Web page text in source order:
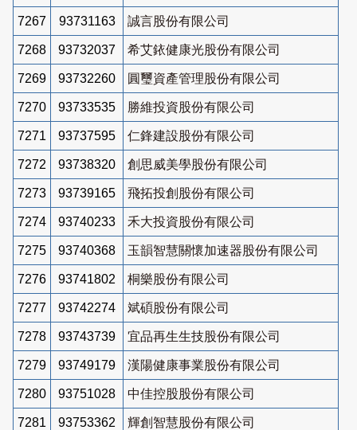
7267 93731163 誠言股份有限公司
7268 93732037 希艾銥健康光股份有限公司
7269 93732260 圓璽資產管理股份有限公司
7270 93733535 勝維投資股份有限公司
7271 93737595 仁鋒建設股份有限公司
7272 93738320 創思威美學股份有限公司
7273 93739165 飛拓投創股份有限公司
7274 93740233 禾大投資股份有限公司
7275 93740368 玉韻智慧關懷加速器股份有限公司
7276 93741802 桐樂股份有限公司
7277 93742274 斌碩股份有限公司
7278 93743739 宜品再生生技股份有限公司
7279 93749179 漢陽健康事業股份有限公司
7280 93751028 中佳控股股份有限公司
7281 93753362 輝創智慧股份有限公司